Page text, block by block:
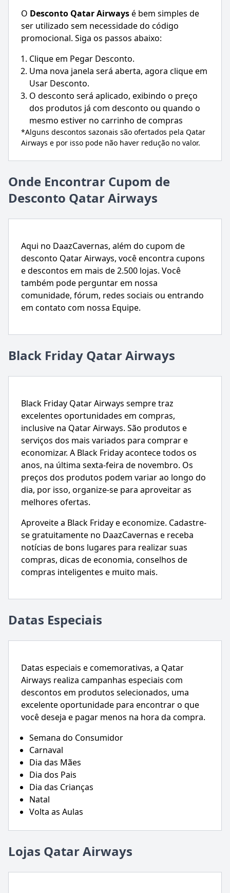
O Desconto Qatar Airwaysé bem simples de
ser utilizado sem necessidade do código
promocional. Siga os passos abaixo:
Clique em Pegar Desconto.
Uma nova janela será aberta, agora clique em
Usar Desconto.
O desconto será aplicado, exibindo o preço
dos produtos já com desconto ou quando o
mesmo estiver no carrinho de compras
*Alguns descontos sazonais são ofertados pela Qatar
Airways e por isso pode não haver redução no valor.
Onde Encontrar Cupom de
Desconto Qatar Airways
Aqui no DaazCavernas, além do cupom de
desconto Qatar Airways, você encontra cupons
e descontos em mais de 2.500 lojas. Você
também pode perguntar em nossa
comunidade, fórum, redes sociais ou entrando
em contato com nossa Equipe.
Black Friday Qatar Airways
Black Friday Qatar Airways sempre traz
excelentes oportunidades em compras,
inclusive na Qatar Airways. São produtos e
serviços dos mais variados para comprar e
economizar. A Black Friday acontece todos os
anos, na última sexta-feira de novembro. Os
preços dos produtos podem variar ao longo do
dia, por isso, organize-se para aproveitar as
melhores ofertas.
Aproveite a Black Friday e economize. Cadastre-
se gratuitamente no DaazCavernas e receba
notícias de bons lugares para realizar suas
compras, dicas de economia, conselhos de
compras inteligentes e muito mais.
Datas Especiais
Datas especiais e comemorativas, a Qatar
Airways realiza campanhas especiais com
descontos em produtos selecionados, uma
excelente oportunidade para encontrar o que
você deseja e pagar menos na hora da compra.
Semana do Consumidor
Carnaval
Dia das Mães
Dia dos Pais
Dia das Crianças
Natal
Volta as Aulas
Lojas Qatar Airways